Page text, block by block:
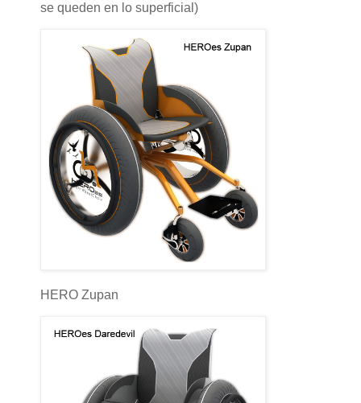
se queden en lo superficial)
HERO Zupan